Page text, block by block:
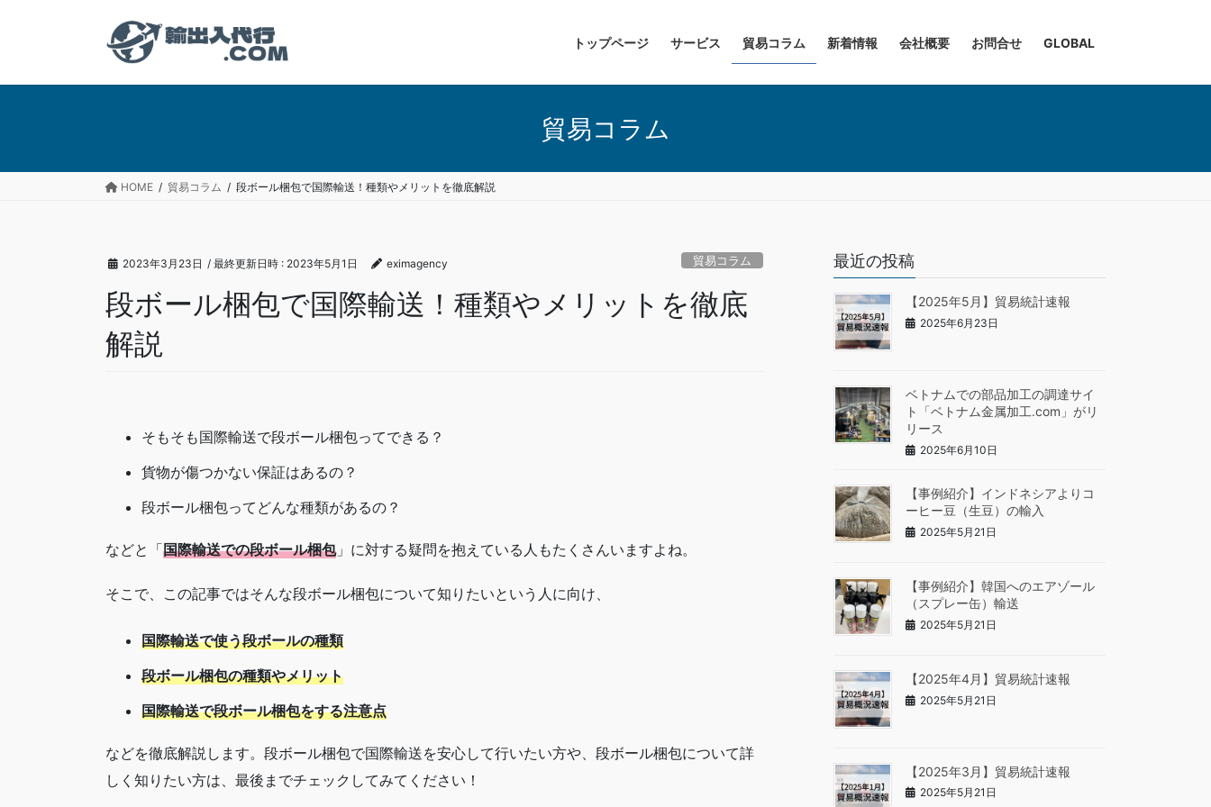
トップページ サービス 貿易コラム 新着情報 会社概要 お問合せ GLOBAL
貿易コラム
HOME 貿易コラム 段ボール梱包で国際輸送！種類やメリットを徹底解説
2023年3月23日 / 最終更新日時 : 2023年5月1日 eximagency 貿易コラム
段ボール梱包で国際輸送！種類やメリットを徹底
解説
そもそも国際輸送で段ボール梱包ってできる？
貨物が傷つかない保証はあるの？
段ボール梱包ってどんな種類があるの？
などと「国際輸送での段ボール梱包」に対する疑問を抱えている人もたくさんいますよね。
そこで、この記事ではそんな段ボール梱包について知りたいという人に向け、
国際輸送で使う段ボールの種類
段ボール梱包の種類やメリット
国際輸送で段ボール梱包をする注意点
などを徹底解説します。段ボール梱包で国際輸送を安心して行いたい方や、段ボール梱包について詳
しく知りたい方は、最後までチェックしてみてください！
最近の投稿
【2025年5月】貿易統計速報
2025年6月23日
ベトナムでの部品加工の調達サイ
ト「ベトナム金属加工.com」がリ
リース
2025年6月10日
【事例紹介】インドネシアよりコ
ーヒー豆（生豆）の輸入
2025年5月21日
【事例紹介】韓国へのエアゾール
（スプレー缶）輸送
2025年5月21日
【2025年4月】貿易統計速報
2025年5月21日
【2025年3月】貿易統計速報
2025年5月21日